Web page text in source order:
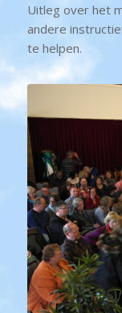
Uitleg over het
andere
te helpen.